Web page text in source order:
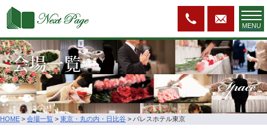
MENU
会場一覧 Space
HOME > 会場一覧 > 東京・丸の内・日比谷 > パレスホテル東京